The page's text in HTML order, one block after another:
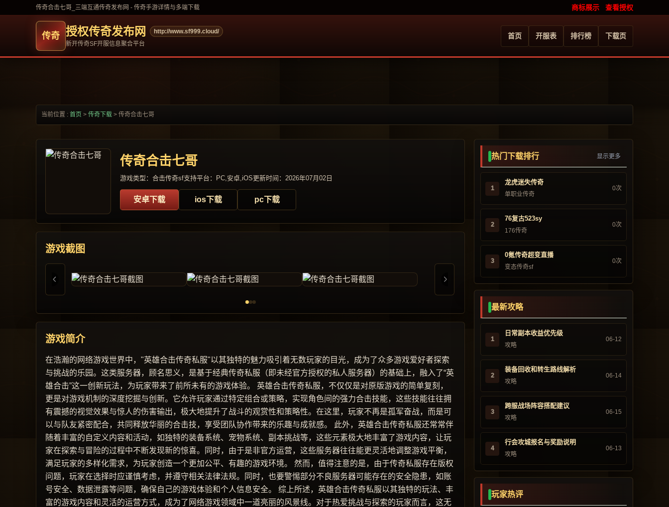
传奇合击七哥_三端互通传奇发布网 - 传奇手游详情与多端下载 商标展示 查看授权
授权传奇发布网
http://www.sf999.cloud/
新开传奇SF开服信息聚合平台
首页 开服表 排行榜 下载页
当前位置 : 首页 > 传奇下载 > 传奇合击七哥
传奇合击七哥
游戏类型：合击传奇sf支持平台：PC,安卓,iOS更新时间：2026年07月02日
安卓下载 ios下载 pc下载
游戏截图
游戏简介
在浩瀚的网络游戏世界中，"英雄合击传奇私服"以其独特的魅力吸引着无数玩家的目光，成为了众多游戏爱好者探索
与挑战的乐园。这类服务器，顾名思义，是基于经典传奇私服（即未经官方授权的私人服务器）的基础上，融入了“英
雄合击”这一创新玩法，为玩家带来了前所未有的游戏体验。 英雄合击传奇私服，不仅仅是对原版游戏的简单复刻，
更是对游戏机制的深度挖掘与创新。它允许玩家通过特定组合或策略，实现角色间的强力合击技能，这些技能往往拥
有震撼的视觉效果与惊人的伤害输出，极大地提升了战斗的观赏性和策略性。在这里，玩家不再是孤军奋战，而是可
以与队友紧密配合，共同释放华丽的合击技，享受团队协作带来的乐趣与成就感。 此外，英雄合击传奇私服还常常伴
随着丰富的自定义内容和活动，如独特的装备系统、宠物系统、副本挑战等，这些元素极大地丰富了游戏内容，让玩
家在探索与冒险的过程中不断发现新的惊喜。同时，由于是非官方运营，这些服务器往往能更灵活地调整游戏平衡，
满足玩家的多样化需求，为玩家创造一个更加公平、有趣的游戏环境。 然而，值得注意的是，由于传奇私服存在版权
问题，玩家在选择时应谨慎考虑，并遵守相关法律法规。同时，也要警惕部分不良服务器可能存在的安全隐患，如账
号安全、数据泄露等问题，确保自己的游戏体验和个人信息安全。 综上所述，英雄合击传奇私服以其独特的玩法、丰
富的游戏内容和灵活的运营方式，成为了网络游戏领域中一道亮丽的风景线。对于热爱挑战与探索的玩家而言，这无
热门下载排行 显示更多
1
龙虎迷失传奇
单职业传奇
0次
2
76复古523sy
176传奇
0次
3
0氪传奇超变直播
变态传奇sf
0次
最新攻略
1
日常副本收益优先级
攻略
06-12
2
装备回收和转生路线解析
攻略
06-14
3
跨服战场阵容搭配建议
攻略
06-15
4
行会攻城报名与奖励说明
攻略
06-13
玩家热评